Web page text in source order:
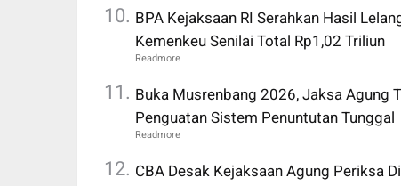
BPA Kejaksaan RI Serahkan Hasil
Kemenkeu Senilai Total Rp1,02 Triliun
Buka Musrenbang 2026, Jaksa Agung
Penguatan Sistem Penuntutan Tunggal
CBA Desak Kejaksaan Agung Periksa